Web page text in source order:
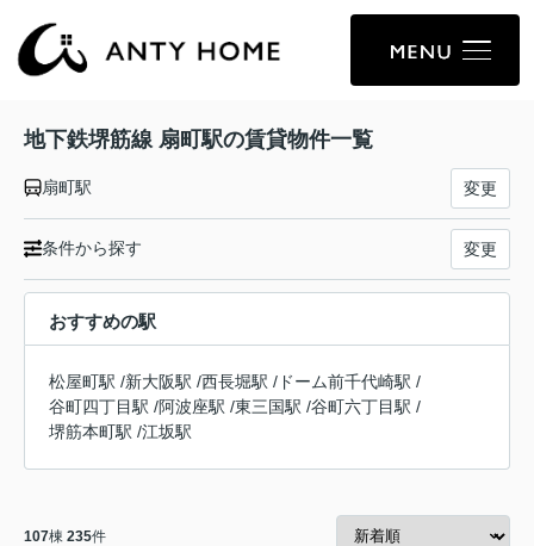
地下鉄堺筋線 扇町駅の賃貸物件一覧
扇町駅 変更
条件から探す 変更
おすすめの駅
松屋町駅 /新大阪駅 /西長堀駅 / ドーム前千代崎駅 /
谷町四丁目駅 /阿波座駅 /東三国駅 /谷町六丁目駅 /
堺筋本町駅 /江坂駅
107棟 235件